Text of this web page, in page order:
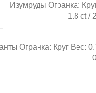
Изумруды Огранка:
1.8 ct /
Огранка: Круг Вес: